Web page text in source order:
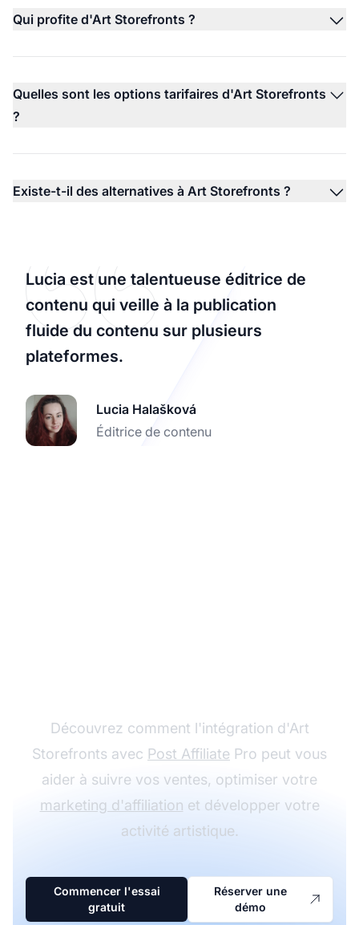
Qui profite d'Art Storefronts ?
Quelles sont les options tarifaires d'Art Storefronts
?
Existe-t-il des alternatives à Art Storefronts ?
Lucia est une talentueuse éditrice de
contenu qui veille à la publication
fluide du contenu sur plusieurs
plateformes.
Lucia Halašková
Éditrice de contenu
Découvrez comment l'intégration d'Art
Storefronts avec Post Affiliate Pro peut vous
aider à suivre vos ventes, optimiser votre
marketing d'affiliation et développer votre
activité artistique.
Commencer l'essai
gratuit
Réserver une
démo